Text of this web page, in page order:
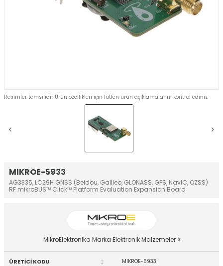
MIKROE-5933
AG3335, LC29H GNSS (Beidou, Galileo, GLONASS, GPS, NavIC, QZSS)
RF mikroBUS™ Click™ Platform Evaluation Expansion Board
Resimler temsilidir Ürün özellikleri için lütfen ürün açıklamalarını kontrol ediniz
MikroElektronika Marka Elektronik Malzemeler
ÜRETİCİ KODU : MIKROE-5933